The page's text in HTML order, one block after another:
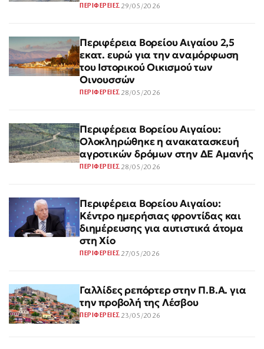
ΠΕΡΙΦΕΡΕΙΕΣ 29/05/2026
Περιφέρεια Βορείου Αιγαίου 2,5
εκατ. ευρώ για την αναμόρφωση
του Ιστορικού Οικισμού των
Οινουσσών
ΠΕΡΙΦΕΡΕΙΕΣ 28/05/2026
Περιφέρεια Βορείου Αιγαίου:
Ολοκληρώθηκε η ανακατασκευή
αγροτικών δρόμων στην ΔΕ Αμανής
ΠΕΡΙΦΕΡΕΙΕΣ 28/05/2026
Περιφέρεια Βορείου Αιγαίου:
Κέντρο ημερήσιας φροντίδας και
διημέρευσης για αυτιστικά άτομα
στη Χίο
ΠΕΡΙΦΕΡΕΙΕΣ 27/05/2026
Γαλλίδες ρεπόρτερ στην Π.Β.Α. για
την προβολή της Λέσβου
ΠΕΡΙΦΕΡΕΙΕΣ 23/05/2026